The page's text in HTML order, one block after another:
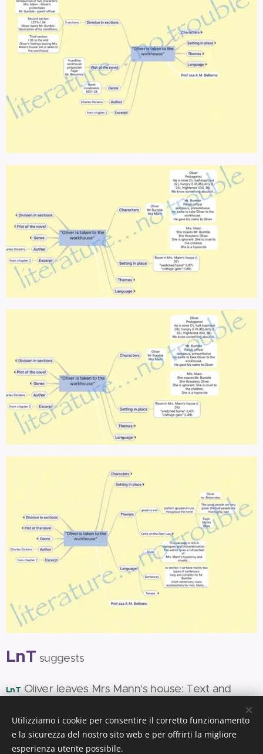
LnT suggests
LnT Oliver leaves Mrs Mann's house: Text and
Click here
Utilizziamo i cookie per consentire il corretto funzionamento
e la sicurezza del nostro sito web e per offrirti la migliore
esperienza utente possibile.